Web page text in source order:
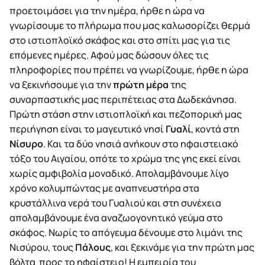
προετοιμάσει για την ημέρα, ήρθε η ώρα να
γνωρίσουμε το πλήρωμα που μας καλωσορίζει θερμά
στο ιστιοπλοϊκό σκάφος και στο σπίτι μας για τις
επόμενες ημέρες. Αφού μας δώσουν όλες τις
πληροφορίες που πρέπει να γνωρίζουμε, ήρθε η ώρα
να ξεκινήσουμε για τηνπρώτη μέρατης
συναρπαστικής μας περιπέτειας στα Δωδεκάνησα.
Πρώτη στάση στην ιστιοπλοϊκή και πεζοπορική μας
περιήγηση είναι το μαγευτικό νησίΓυαλί, κοντά στη
Νίσυρο. Και τα δύο νησιά ανήκουν στο ηφαιστειακό
τόξο του Αιγαίου, οπότε το χρώμα της γης εκεί είναι
χωρίς αμφιβολία μοναδικό. Απολαμβάνουμε λίγο
χρόνο κολυμπώντας με αναπνευστήρα στα
κρυστάλλινα νερά του Γυαλιού και στη συνέχεια
απολαμβάνουμε ένα αναζωογονητικό γεύμα στο
σκάφος. Νωρίς το απόγευμα δένουμε στο λιμάνι της
Νισύρου, τουςΠάλους, και ξεκινάμε για την πρώτη μας
βόλτα προς το ηφαίστειο! Η εμπειρία του